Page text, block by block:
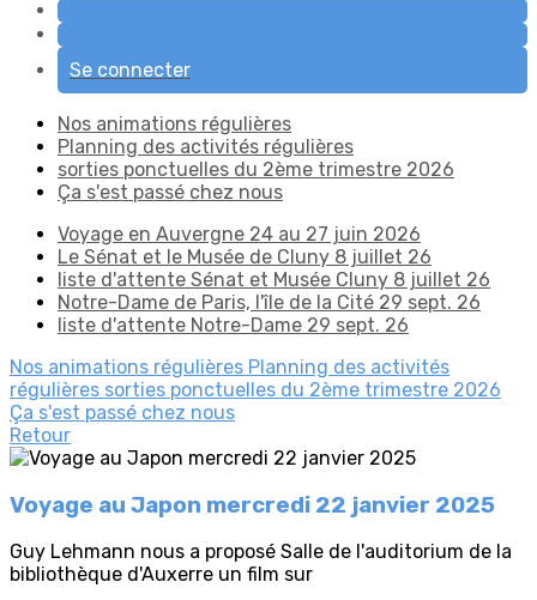
Se connecter
Nos animations régulières
Planning des activités régulières
sorties ponctuelles du 2ème trimestre 2026
Ça s'est passé chez nous
Voyage en Auvergne 24 au 27 juin 2026
Le Sénat et le Musée de Cluny 8 juillet 26
liste d'attente Sénat et Musée Cluny 8 juillet 26
Notre-Dame de Paris, l'île de la Cité 29 sept. 26
liste d'attente Notre-Dame 29 sept. 26
Nos animations régulières Planning des activités
régulières sorties ponctuelles du 2ème trimestre 2026
Ça s'est passé chez nous
Retour
Voyage au Japon mercredi 22 janvier 2025
Guy Lehmann nous a proposé Salle de l'auditorium de la
bibliothèque d'Auxerre un film sur